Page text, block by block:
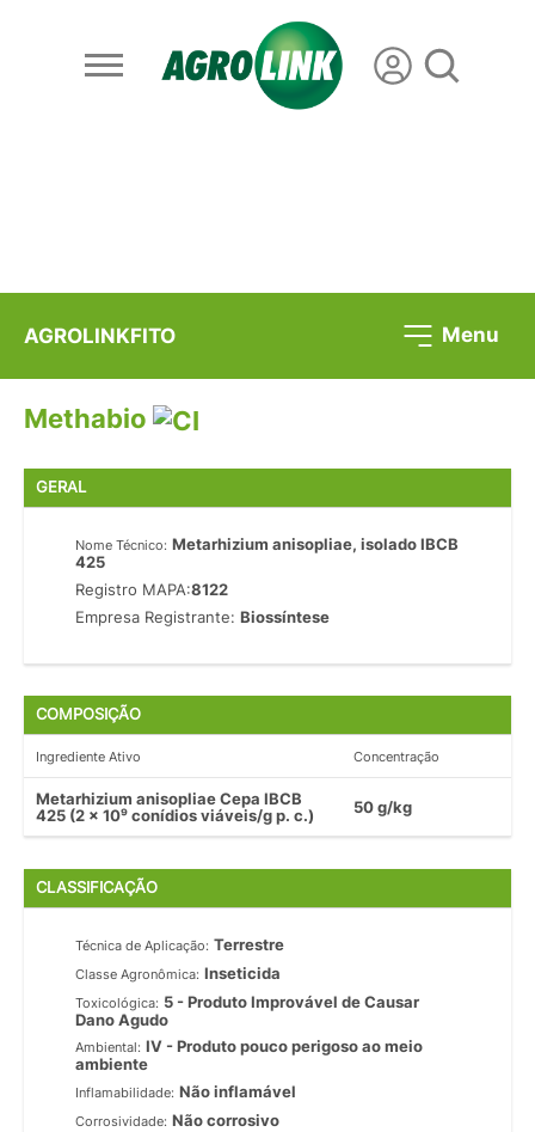
AGROLINKFITO Menu
Methabio
GERAL
Nome Técnico: Metarhizium anisopliae, isolado IBCB
425
Registro MAPA:8122
Empresa Registrante:Biossíntese
COMPOSIÇÃO
Ingrediente Ativo Concentração
Metarhizium anisopliae Cepa IBCB
425 (2 x 10⁹ conídios viáveis/g p. c.)
50 g/kg
CLASSIFICAÇÃO
Técnica de Aplicação: Terrestre
Classe Agronômica: Inseticida
Toxicológica: 5 - Produto Improvável de Causar
Dano Agudo
Ambiental: IV - Produto pouco perigoso ao meio
ambiente
Inflamabilidade: Não inflamável
Corrosividade: Não corrosivo